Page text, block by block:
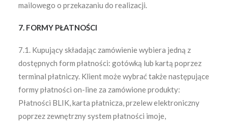
mailowego o przekazaniu do realizacji.
7. FORMY PŁATNOŚCI
7.1. Kupujący składając zamówienie wybiera jedną z
dostępnych form płatności: gotówką lub kartą poprzez
terminal płatniczy. Klient może wybrać także następujące
formy płatności on-line za zamówione produkty:
Płatności BLIK, karta płatnicza, przelew elektroniczny
poprzez zewnętrzny system płatności imoje,